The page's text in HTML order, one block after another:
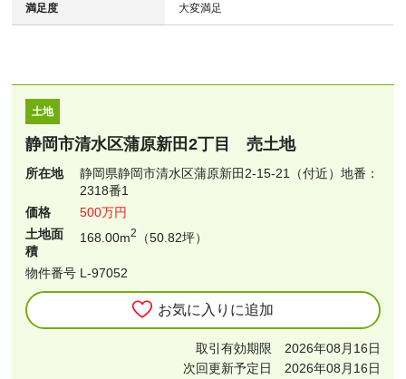
満足度 大変満足
土地
静岡市清水区蒲原新田2丁目 売土地
所在地
静岡県静岡市清水区蒲原新田2-15-21（付近）地番：
2318番1
価格
500万円
土地面
積
168.00m2 （50.82坪）
物件番号 L-97052
お気に入りに追加
取引有効期限 2026年08月16日
次回更新予定日 2026年08月16日